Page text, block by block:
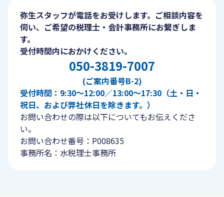
弥生スタッフが電話をお受けします。ご相談内容を
伺い、ご希望の税理士・会計事務所にお繋ぎしま
す。
受付時間内におかけください。
050-3819-7007
(ご案内番号B-2)
受付時間：9:30〜12:00／13:00〜17:30（土・日・
祝日、および弊社休日を除きます。）
お問い合わせの際は以下についてもお伝えくださ
い。
お問い合わせ番号：P008635
事務所名：水税理士事務所